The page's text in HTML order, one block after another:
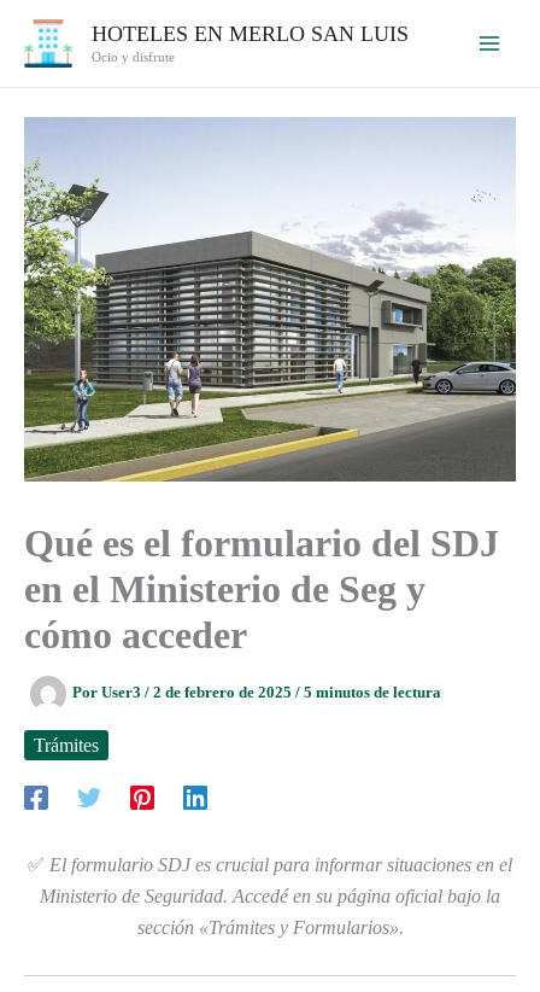
HOTELES EN MERLO SAN LUIS
Ocio y disfrute
Qué es el formulario del SDJ
en el Ministerio de Seg y
cómo acceder
Por User3 / 2 de febrero de 2025 / 5 minutos de lectura
Trámites
✅ El formulario SDJ es crucial para informar situaciones en el
Ministerio de Seguridad. Accedé en su página oficial bajo la
sección «Trámites y Formularios».